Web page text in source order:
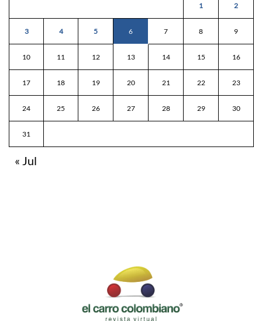
1 2
3 4 5 6 7 8 9
10 11 12 13 14 15 16
17 18 19 20 21 22 23
24 25 26 27 28 29 30
31
« Jul